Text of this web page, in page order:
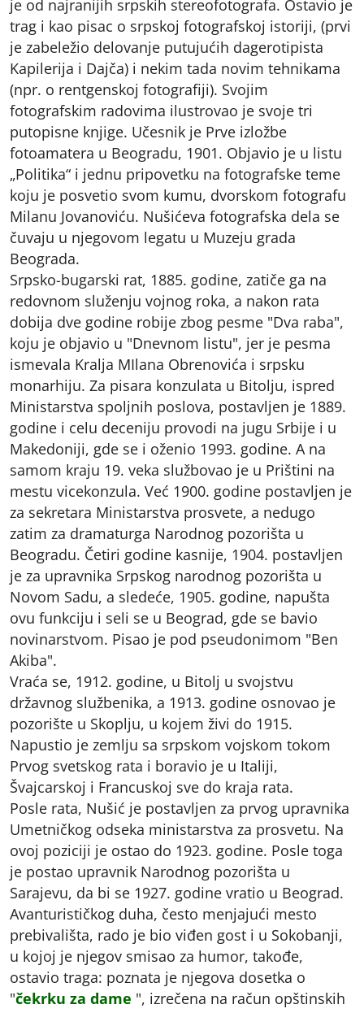
je od najranijih srpskih stereofotografa. Ostavio je
trag i kao pisac o srpskoj fotografskoj istoriji, (prvi
je zabeležio delovanje putujućih dagerotipista
Kapilerija i Dajča) i nekim tada novim tehnikama
(npr. o rentgenskoj fotografiji). Svojim
fotografskim radovima ilustrovao je svoje tri
putopisne knjige. Učesnik je Prve izložbe
fotoamatera u Beogradu, 1901. Objavio je u listu
„Politika“ i jednu pripovetku na fotografske teme
koju je posvetio svom kumu, dvorskom fotografu
Milanu Jovanoviću. Nušićeva fotografska dela se
čuvaju u njegovom legatu u Muzeju grada
Beograda.
Srpsko-bugarski rat, 1885. godine, zatiče ga na
redovnom služenju vojnog roka, a nakon rata
dobija dve godine robije zbog pesme "Dva raba",
koju je objavio u "Dnevnom listu", jer je pesma
ismevala Kralja MIlana Obrenovića i srpsku
monarhiju. Za pisara konzulata u Bitolju, ispred
Ministarstva spoljnih poslova, postavljen je 1889.
godine i celu deceniju provodi na jugu Srbije i u
Makedoniji, gde se i oženio 1993. godine. A na
samom kraju 19. veka službovao je u Prištini na
mestu vicekonzula. Već 1900. godine postavljen je
za sekretara Ministarstva prosvete, a nedugo
zatim za dramaturga Narodnog pozorišta u
Beogradu. Četiri godine kasnije, 1904. postavljen
je za upravnika Srpskog narodnog pozorišta u
Novom Sadu, a sledeće, 1905. godine, napušta
ovu funkciju i seli se u Beograd, gde se bavio
novinarstvom. Pisao je pod pseudonimom "Ben
Akiba".
Vraća se, 1912. godine, u Bitolj u svojstvu
državnog službenika, a 1913. godine osnovao je
pozorište u Skoplju, u kojem živi do 1915.
Napustio je zemlju sa srpskom vojskom tokom
Prvog svetskog rata i boravio je u Italiji,
Švajcarskoj i Francuskoj sve do kraja rata.
Posle rata, Nušić je postavljen za prvog upravnika
Umetničkog odseka ministarstva za prosvetu. Na
ovoj poziciji je ostao do 1923. godine. Posle toga
je postao upravnik Narodnog pozorišta u
Sarajevu, da bi se 1927. godine vratio u Beograd.
Avanturističkog duha, često menjajući mesto
prebivališta, rado je bio viđen gost i u Sokobanji,
u kojoj je njegov smisao za humor, takođe,
ostavio traga: poznata je njegova dosetka o
"čekrku za dame ", izrečena na račun opštinskih